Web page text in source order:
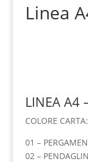
Linea
LINEA A4
COLORE
01 –
02 –